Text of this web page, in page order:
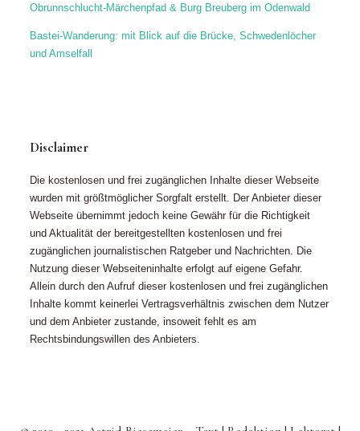
Obrunnschlucht-Märchenpfad & Burg Breuberg im Odenwald
Bastei-Wanderung: mit Blick auf die Brücke, Schwedenlöcher
und Amselfall
Disclaimer
Die kostenlosen und frei zugänglichen Inhalte dieser Webseite
wurden mit größtmöglicher Sorgfalt erstellt. Der Anbieter dieser
Webseite übernimmt jedoch keine Gewähr für die Richtigkeit
und Aktualität der bereitgestellten kostenlosen und frei
zugänglichen journalistischen Ratgeber und Nachrichten. Die
Nutzung dieser Webseiteninhalte erfolgt auf eigene Gefahr.
Allein durch den Aufruf dieser kostenlosen und frei zugänglichen
Inhalte kommt keinerlei Vertragsverhältnis zwischen dem Nutzer
und dem Anbieter zustande, insoweit fehlt es am
Rechtsbindungswillen des Anbieters.